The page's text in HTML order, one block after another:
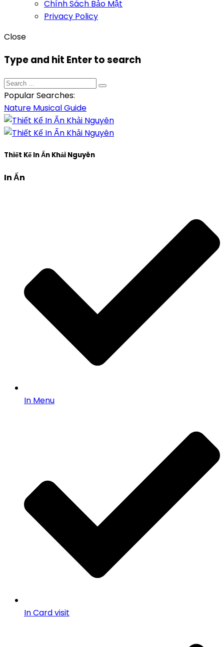
Chính Sách Bảo Mật
Privacy Policy
Close
Type and hit Enter to search
Popular Searches:
Nature MusicalGuide
Thiết Kế In Ấn Khải Nguyên
In Ấn
In Menu
In Card visit